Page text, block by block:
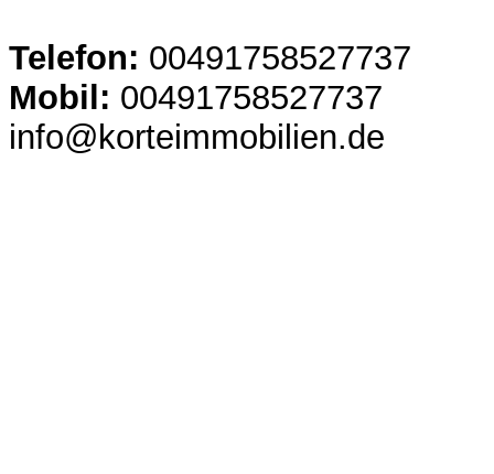
Telefon: 00491758527737
Mobil: 00491758527737
info@korteimmobilien.de